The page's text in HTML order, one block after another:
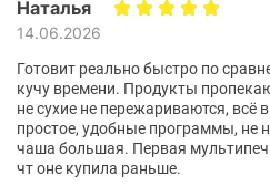
функція додаткової
Наталья
14.06.2026
Готовит реально быстро по
кучу времени. Продукты
не сухие не пережариваются, всё
простое, удобные программы, не
чаша большая. Первая
чт оне купила раньше.